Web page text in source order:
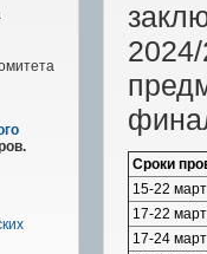
Сроки
15-22
17-22
17-24